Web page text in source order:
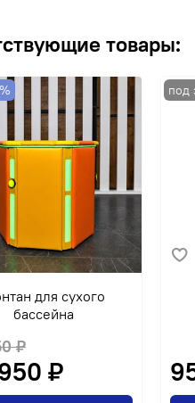
товары:
для сухого
бассейна
₽
₽